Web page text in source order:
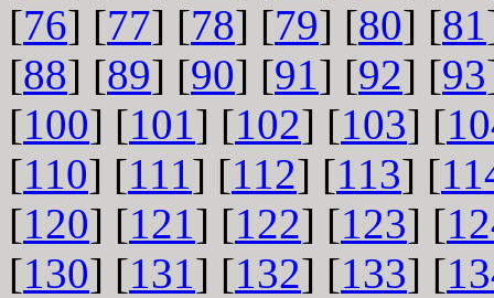
[76] [77] [78] [79] [80] [81
[88] [89] [90] [91] [92] [93
[100] [101] [102] [103] [
[110] [111] [112] [113] [
[120] [121] [122] [123] [
[130] [131] [132] [133] [